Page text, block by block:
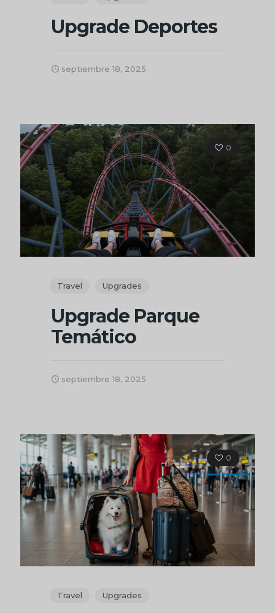
Upgrade Deportes
septiembre 18, 2025
0
Travel Upgrades
Upgrade Parque
Temático
septiembre 18, 2025
0
Travel Upgrades